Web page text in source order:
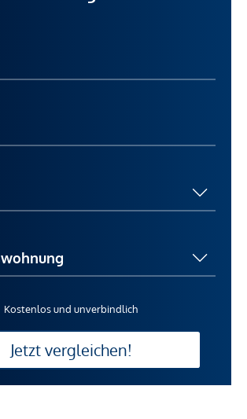
Kostenlos und unverbindlich
Jetzt vergleichen!